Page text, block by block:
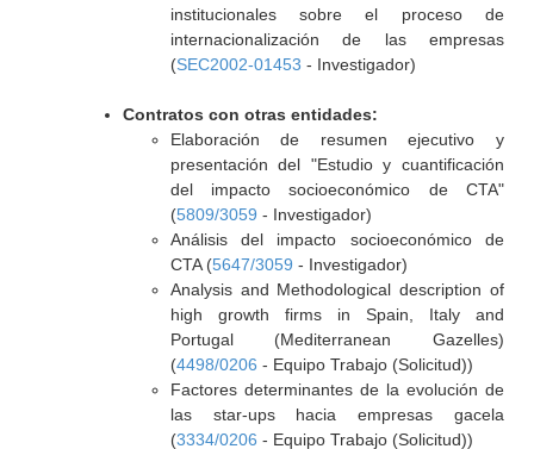
institucionales sobre el proceso de
internacionalización de las empresas
(SEC2002-01453 - Investigador)
Contratos con otras entidades:
Elaboración de resumen ejecutivo y
presentación del "Estudio y cuantificación
del impacto socioeconómico de CTA"
(5809/3059 - Investigador)
Análisis del impacto socioeconómico de
CTA (5647/3059 - Investigador)
Analysis and Methodological description of
high growth firms in Spain, Italy and
Portugal (Mediterranean Gazelles)
(4498/0206 - Equipo Trabajo (Solicitud))
Factores determinantes de la evolución de
las star-ups hacia empresas gacela
(3334/0206 - Equipo Trabajo (Solicitud))